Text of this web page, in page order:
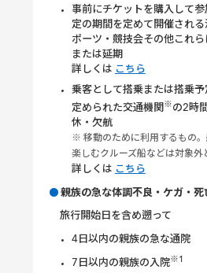
事前にチケットを購入して
定の期間を定めて開催され
ポーツ・競技会その他これ
または延期
詳しくは こちら
乗客として搭乗または搭乗
定められた交通機関 ※の2時
休・欠航
※ 移動のために利用するもの
楽しむクルーズ船などは対象外
詳しくは こちら
親族の急な体調不良・ケガ・死
旅行開始日を含め遡って
4日以内の親族の急な通院
7日以内の親族の入院※1